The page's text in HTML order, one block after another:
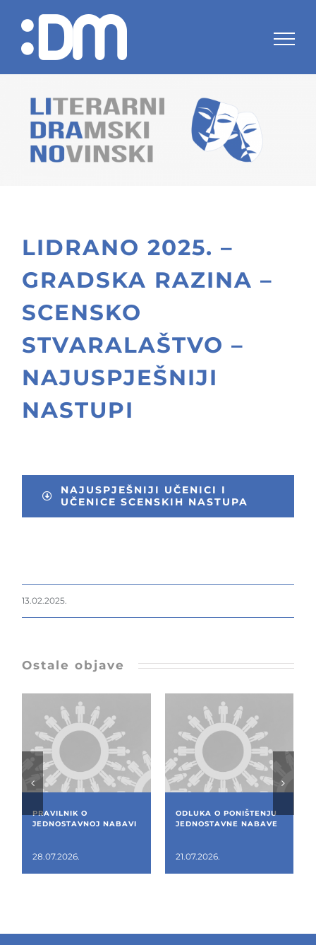
content
LIDRANO 2025. –
GRADSKA RAZINA –
SCENSKO
STVARALAŠTVO –
NAJUSPJEŠNIJI
NASTUPI
NAJUSPJEŠNIJI UČENICI I
UČENICE SCENSKIH NASTUPA
13.02.2025.
Ostale objave
PRAVILNIK O
JEDNOSTAVNOJ NABAVI
28.07.2026.
ODLUKA O PONIŠTENJU
JEDNOSTAVNE NABAVE
21.07.2026.